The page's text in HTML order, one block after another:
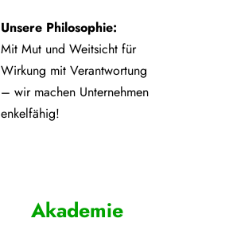
Unsere Philosophie:
Mit Mut und Weitsicht für
Wirkung mit Verantwortung
– wir machen Unternehmen
enkelfähig!
Akademie